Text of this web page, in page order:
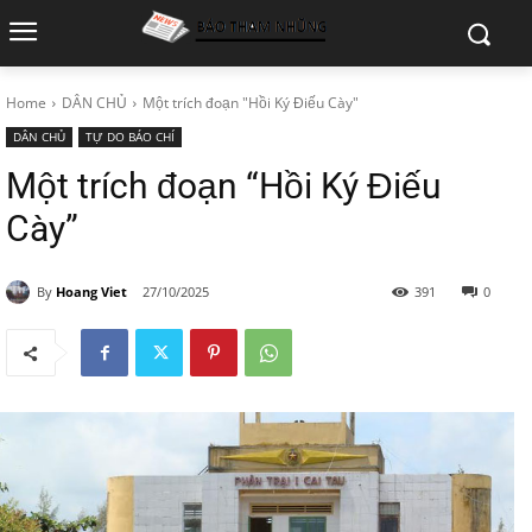
Home DÂN CHỦ Một trích đoạn "Hồi Ký Điếu Cày"
DÂN CHỦ TỰ DO BÁO CHÍ
Một trích đoạn “Hồi Ký Điếu
Cày”
By Hoang Viet 27/10/2025 0
391